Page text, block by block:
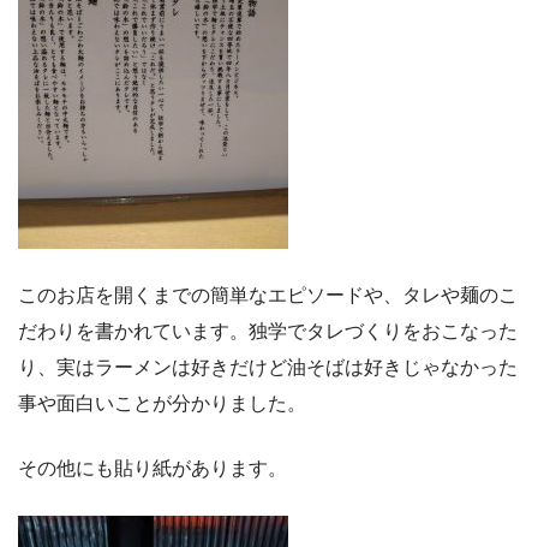
このお店を開くまでの簡単なエピソードや、タレや麺のこ
だわりを書かれています。独学でタレづくりをおこなった
り、実はラーメンは好きだけど油そばは好きじゃなかった
事や面白いことが分かりました。
その他にも貼り紙があります。